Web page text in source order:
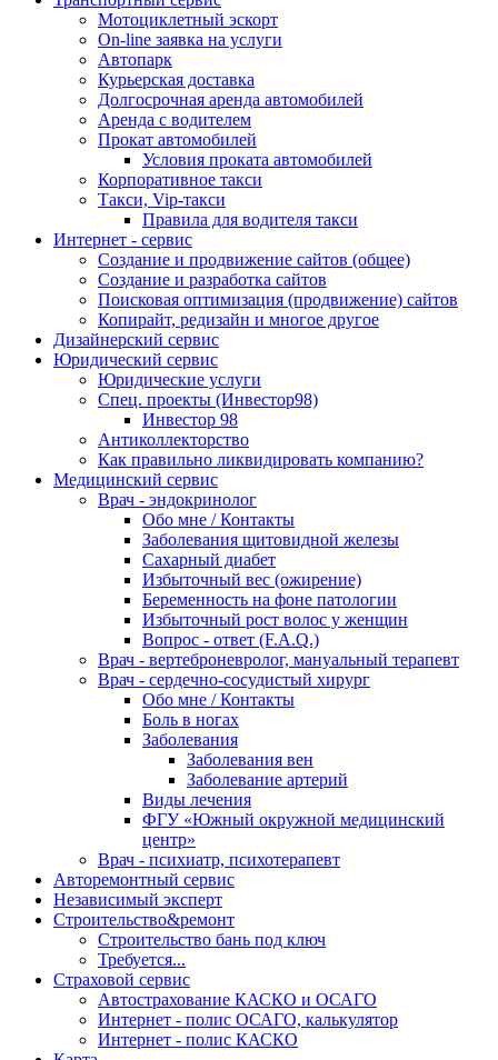
Мотоциклетный эскорт
On-line заявка на услуги
Автопарк
Курьерская доставка
Долгосрочная аренда автомобилей
Аренда с водителем
Прокат автомобилей
Условия проката автомобилей
Корпоративное такси
Такси, Vip-такси
Правила для водителя такси
Интернет - сервис
Создание и продвижение сайтов (общее)
Создание и разработка сайтов
Поисковая оптимизация (продвижение) сайтов
Копирайт, редизайн и многое другое
Дизайнерский сервис
Юридический сервис
Юридические услуги
Спец. проекты (Инвестор98)
Инвестор 98
Антиколлекторство
Как правильно ликвидировать компанию?
Медицинский сервис
Врач - эндокринолог
Обо мне / Контакты
Заболевания щитовидной железы
Сахарный диабет
Избыточный вес (ожирение)
Беременность на фоне патологии
Избыточный рост волос у женщин
Вопрос - ответ (F.A.Q.)
Врач - вертеброневролог, мануальный терапевт
Врач - сердечно-сосудистый хирург
Обо мне / Контакты
Боль в ногах
Заболевания
Заболевания вен
Заболевание артерий
Виды лечения
ФГУ «Южный окружной медицинский
центр»
Врач - психиатр, психотерапевт
Авторемонтный сервис
Независимый эксперт
Строительство&ремонт
Строительство бань под ключ
Требуется...
Страховой сервис
Автострахование КАСКО и ОСАГО
Интернет - полис ОСАГО, калькулятор
Интернет - полис КАСКО